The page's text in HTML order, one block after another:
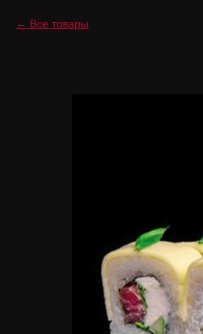
Все товары